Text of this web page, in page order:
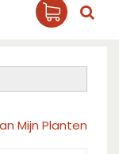
Mijn Planten